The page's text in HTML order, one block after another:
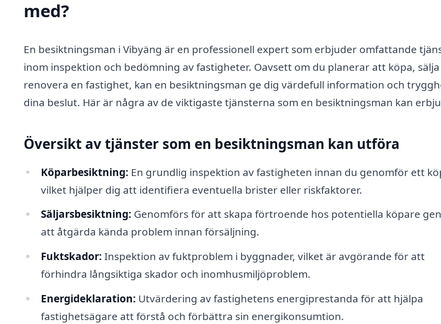
med?
En besiktningsman i Vibyäng är en professionell expert som erbjuder omfattande
inom inspektion och bedömning av fastigheter. Oavsett om du planerar att köpa,
renovera en fastighet, kan en besiktningsman ge dig värdefull information och
dina beslut. Här är några av de viktigaste tjänsterna som en besiktningsman kan
Översikt av tjänster som en besiktningsman kan utföra
Köparbesiktning: En grundlig inspektion av fastigheten innan du genomför ett
vilket hjälper dig att identifiera eventuella brister eller riskfaktorer.
Säljarsbesiktning: Genomförs för att skapa förtroende hos potentiella köpare
att åtgärda kända problem innan försäljning.
Fuktskador: Inspektion av fuktproblem i byggnader, vilket är avgörande för att
förhindra långsiktiga skador och inomhusmiljöproblem.
Energideklaration: Utvärdering av fastighetens energiprestanda för att hjälpa
fastighetsägare att förstå och förbättra sin energikonsumtion.